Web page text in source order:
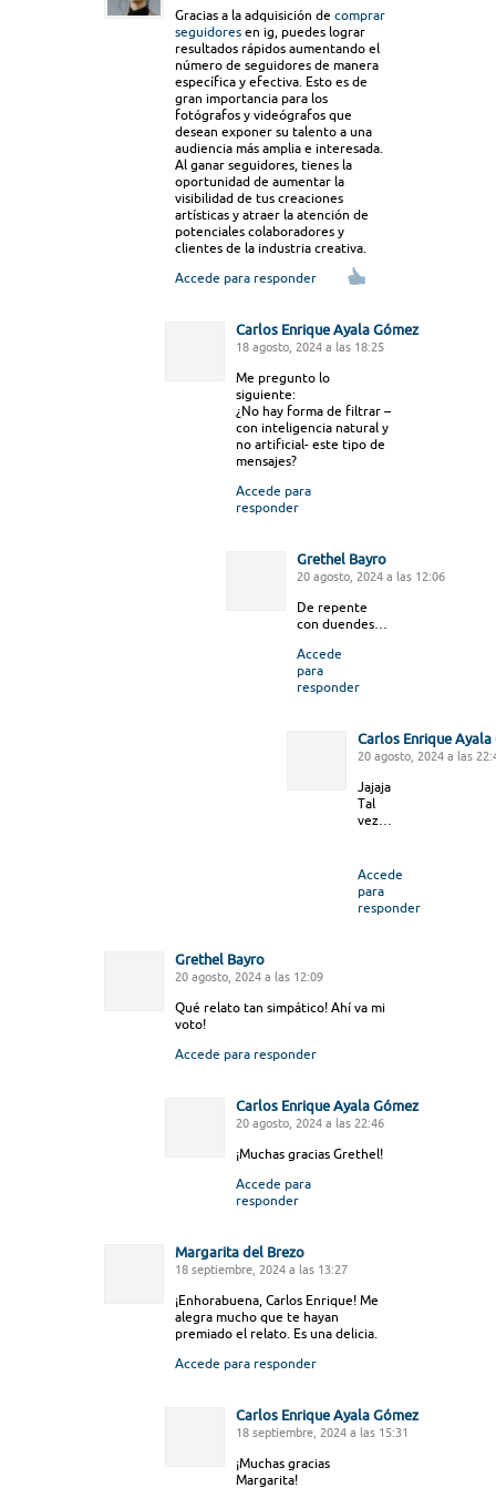
Gracias a la adquisición de comprar
seguidores en ig, puedes lograr
resultados rápidos aumentando el
número de seguidores de manera
específica y efectiva. Esto es de
gran importancia para los
fotógrafos y videógrafos que
desean exponer su talento a una
audiencia más amplia e interesada.
Al ganar seguidores, tienes la
oportunidad de aumentar la
visibilidad de tus creaciones
artísticas y atraer la atención de
potenciales colaboradores y
clientes de la industria creativa.
Accede para responder
Carlos Enrique Ayala Gómez
18 agosto, 2024 a las 18:25
Me pregunto lo
siguiente:
¿No hay forma de filtrar –
con inteligencia natural y
no artificial- este tipo de
mensajes?
Accede para
responder
Grethel Bayro
20 agosto, 2024 a las 12:06
De repente
con duendes…
Accede
para
responder
Carlos Enrique Ayala
20 agosto, 2024 a las
Jajaja
Tal
vez…
Accede
para
responder
Grethel Bayro
20 agosto, 2024 a las 12:09
Qué relato tan simpático! Ahí va mi
voto!
Accede para responder
Carlos Enrique Ayala Gómez
20 agosto, 2024 a las 22:46
¡Muchas gracias Grethel!
Accede para
responder
Margarita del Brezo
18 septiembre, 2024 a las 13:27
¡Enhorabuena, Carlos Enrique! Me
alegra mucho que te hayan
premiado el relato. Es una delicia.
Accede para responder
Carlos Enrique Ayala Gómez
18 septiembre, 2024 a las 15:31
¡Muchas gracias
Margarita!